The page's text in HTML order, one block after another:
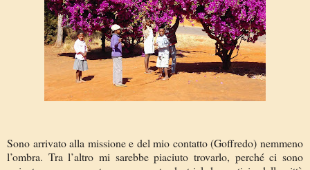
Sono arrivato alla missione e del mio contatto (Goffredo) nemmeno
l’ombra. Tra l’altro mi sarebbe piaciuto trovarlo, perché ci sono